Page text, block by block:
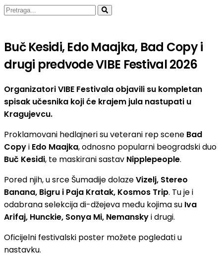
Buč Kesidi, Edo Maajka, Bad Copy i
drugi predvode VIBE Festival 2026
Organizatori VIBE Festivala objavili su kompletan
spisak učesnika koji će krajem jula nastupati u
Kragujevcu.
Proklamovani hedlajneri su veterani rep scene Bad
Copyi Edo Maajka, odnosno popularni beogradski duo
Buč Kesidi, te maskirani sastav Nipplepeople.
Pored njih, u srce Šumadije dolazeVizelj, Stereo
Banana, Bigru i Paja Kratak, Kosmos Trip. Tu je i
odabrana selekcija di-džejeva među kojima su Iva
Arifaj, Hunckie, Sonya Mi, Nemanskyi drugi.
Oficijelni festivalski poster možete pogledati u
nastavku.